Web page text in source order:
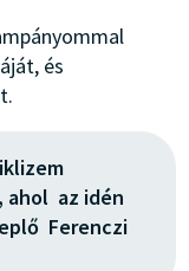
és
az idén
Ferenczi